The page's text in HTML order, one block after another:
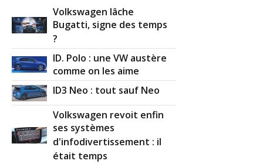
Volkswagen lâche
Bugatti, signe des temps
?
ID. Polo : une VW austère
comme on les aime
ID3 Neo : tout sauf Neo
Volkswagen revoit enfin
ses systèmes
d'infodivertissement : il
était temps